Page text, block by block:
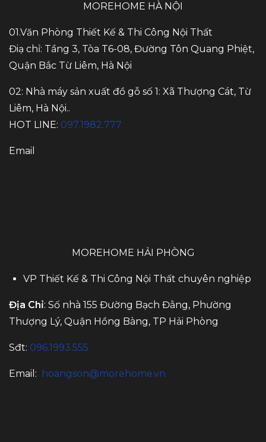
MOREHOME HÀ NỘI
01.Văn Phòng Thiết Kế & Thi Công Nội Thất
Điạ chỉ: Tầng 3, Tòa T6-08, Đường Tôn Quang Phiệt,
Quận Bắc Từ Liêm, Hà Nội
02: Nhà máy sản xuất đồ gỗ số 1: Xã Thượng Cát, Từ
Liêm, Hà Nội..
HOT LINE: 097.1982.777
Email
MOREHOME HẢI PHÒNG
VP Thiết Kế & Thi Công Nội Thất chuyên nghiệp
Địa Chỉ: Số nhà 155 Đường Bạch Đằng, Phường
Thượng Lý, Quận Hồng Bàng, TP Hải Phòng
Sđt: 096.1993.555
Email: hoangson@morehome.vn